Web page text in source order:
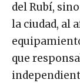
del Rubí,
la ciudad, al
que